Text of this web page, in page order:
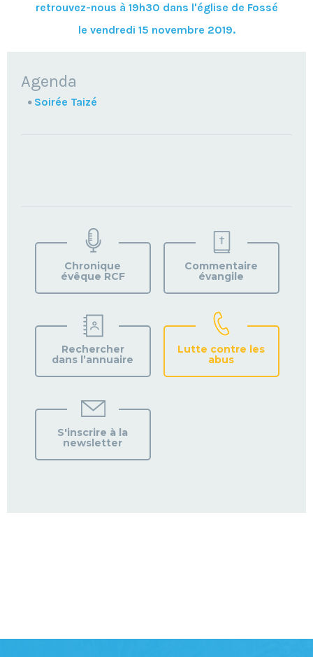
retrouvez-nous à 19h30 dans l'église de Fossé
le vendredi 15 novembre 2019.
NAVIGATION
Agenda
Soirée Taizé
VOTRE
PAROISSE
Chronique
évêque RCF
Commentaire
évangile
Rechercher
dans l’annuaire
Lutte contre les
abus
S'inscrire à la
newsletter